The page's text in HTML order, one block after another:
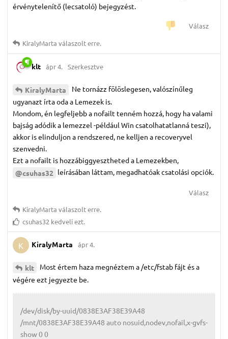
érvénytelenítő (lecsatoló) bejegyzést.
Válasz
KiralyMarta válaszolt erre.
klt ápr 4. Szerkesztve
KiralyMarta
Ne tornázz fölöslegesen, valószínűleg
ugyanazt írta oda a Lemezek is.
Mondom, én legfeljebb a nofailt tenném hozzá, hogy ha valami
bajság adódik a lemezzel -például Win csatolhatatlanná teszi),
akkor is elinduljon a rendszered, ne kelljen a recoveryvel
szenvedni.
Ezt a nofailt is hozzábiggyesztheted a Lemezekben,
@csuhas32 leírásában láttam, megadhatóak csatolási opciók.
Válasz
KiralyMarta válaszolt erre.
csuhas32 kedveli ezt.
K KiralyMarta ápr 4.
klt
Most értem haza megnéztem a /etc/fstab fájt és a
végére ezt jegyezte be.
/dev/disk/by-uuid/0838E3AF38E39A48
/mnt/0838E3AF38E39A48 auto nosuid,nodev,nofail,x-gvfs-
show 0 0